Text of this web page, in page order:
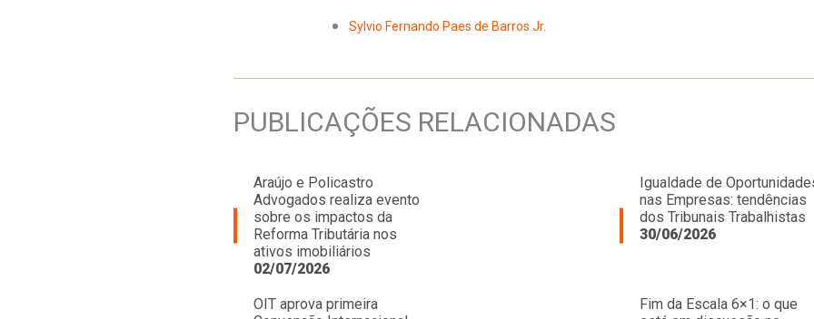
Sylvio Fernando Paes de Barros Jr.
PUBLICAÇÕES RELACIONADAS
Araújo e Policastro
Advogados realiza evento
sobre os impactos da
Reforma Tributária nos
ativos imobiliários
02/07/2026
Igualdade de
nas Empresas: tendências
dos Tribunais Trabalhistas
30/06/2026
OIT aprova primeira
Fim da Escala 6×1: o que